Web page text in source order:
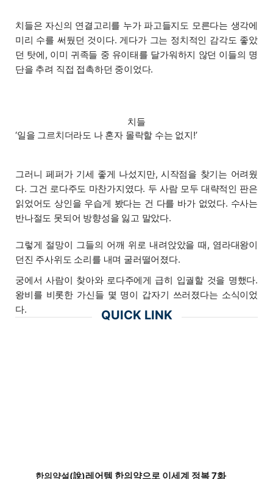
치들은 자신의 연결고리를 누가 파고들지도 모른다는 생각에
미리 수를 써뒀던 것이다. 게다가 그는 정치적인 감각도 좋았
던 탓에, 이미 귀족들 중 유이태를 달가워하지 않던 이들의 명
단을 추려 직접 접촉하던 중이었다.
치들
‘일을 그르치더라도 나 혼자 몰락할 수는 없지!’
그러니 페퍼가 기세 좋게 나섰지만, 시작점을 찾기는 어려웠
다. 그건 로다주도 마찬가지였다. 두 사람 모두 대략적인 판은
읽었어도 상인을 우습게 봤다는 건 다를 바가 없었다. 수사는
반나절도 못되어 방향성을 잃고 말았다.
그렇게 절망이 그들의 어깨 위로 내려앉았을 때, 염라대왕이
던진 주사위도 소리를 내며 굴러떨어졌다.
궁에서 사람이 찾아와 로다주에게 급히 입궐할 것을 명했다.
왕비를 비롯한 가신들 몇 명이 갑자기 쓰러졌다는 소식이었
다. QUICK LINK
한의약설(說)레어템 한의약으로 이세계 정복 7화